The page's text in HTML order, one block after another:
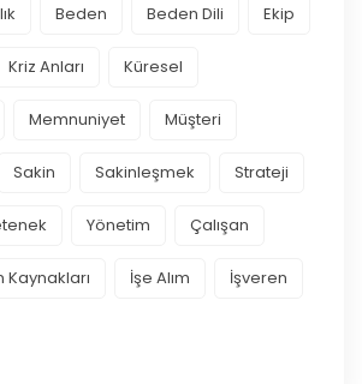
Beden Beden Dili Ekip
Kriz Anları Küresel
Memnuniyet Müşteri
Sakin Sakinleşmek Strateji
Yönetim Çalışan
Kaynakları İşe Alım İşveren